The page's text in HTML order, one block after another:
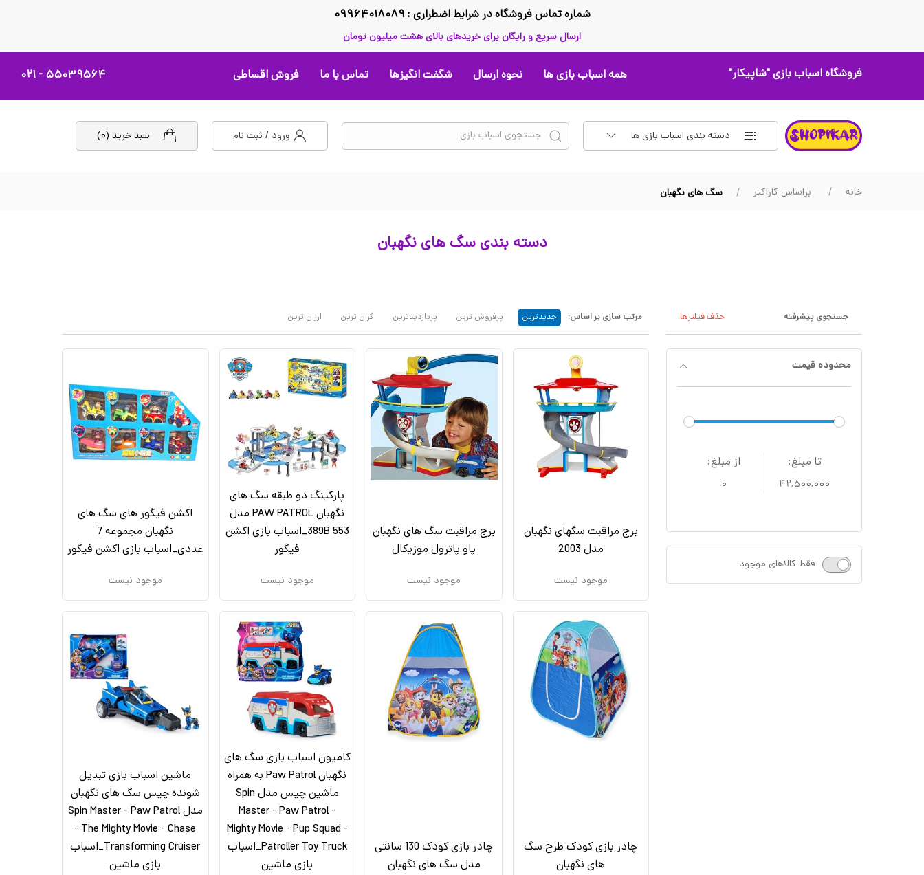
شماره تماس فروشگاه در شرایط اضطراری : ۰۹۹۶۴۰۱۸۰۸۹
ارسال سریع و رایگان برای خریدهای بالای هشت میلیون تومان
فروشگاه اسباب بازی"شاپیکار" همه اسباب بازی ها نحوه ارسال شگفت انگیزها تماس با ما فروش اقساطی ۵۵۰۳۹۵۶۴ - ۰۲۱
دسته بندی اسباب بازی ها ورود / ثبت نام سبد خرید (۰)
خانه براساس کاراکتر سگ های نگهبان
دسته بندی سگ های نگهبان
جستجوی پیشرفته حذف فیلترها
محدوده قیمت
از مبلغ:
۰
تا مبلغ:
۴۲,۵۰۰,۰۰۰
فقط کالاهای موجود
مرتب سازی بر اساس: جدیدترین پرفروش ترین پربازدیدترین گران ترین ارزان ترین
برج مراقبت سگهای نگهبان
مدل 2003
موجود نیست
برج مراقبت سگ های نگهبان
پاو پاترول موزیکال
موجود نیست
پارکینگ دو طبقه سگ های
نگهبان PAW PATROL مدل
553 389B_اسباب بازی اکشن
فیگور
موجود نیست
اکشن فیگور های سگ های
نگهبان مجموعه 7
عددی_اسباب بازی اکشن فیگور
موجود نیست
چادر بازی کودک طرح سگ
های نگهبان
چادر بازی کودک 130 سانتی
مدل سگ های نگهبان
کامیون اسباب بازی سگ های
نگهبان Paw Patrol به همراه
ماشین چیس مدل Spin
Master - Paw Patrol -
Mighty Movie - Pup Squad -
Patroller Toy Truck_اسباب
بازی ماشین
ماشین اسباب بازی تبدیل
شونده چیس سگ های نگهبان
مدل Spin Master - Paw Patrol
- The Mighty Movie - Chase
Transforming Cruiser_اسباب
بازی ماشین